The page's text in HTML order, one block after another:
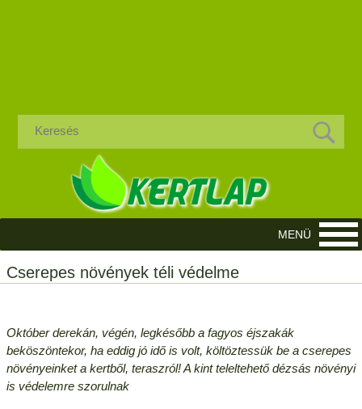
Cserepes növények téli védelme
Október derekán, végén, legkésőbb a fagyos éjszakák
beköszöntekor, ha eddig jó idő is volt, költöztessük be a cserepes
növényeinket a kertből, teraszról! A kint teleltehető dézsás növényi
is védelemre szorulnak